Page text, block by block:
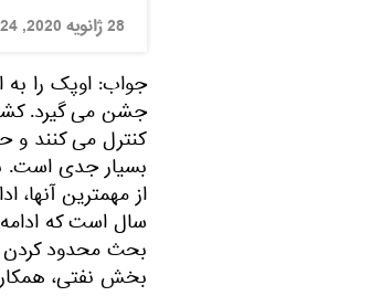
28 ژانویه 2020, 12:24
بسیار جدی است.
از مهمترین
سال است که
بحث محدود کردن
بخش نفتی،